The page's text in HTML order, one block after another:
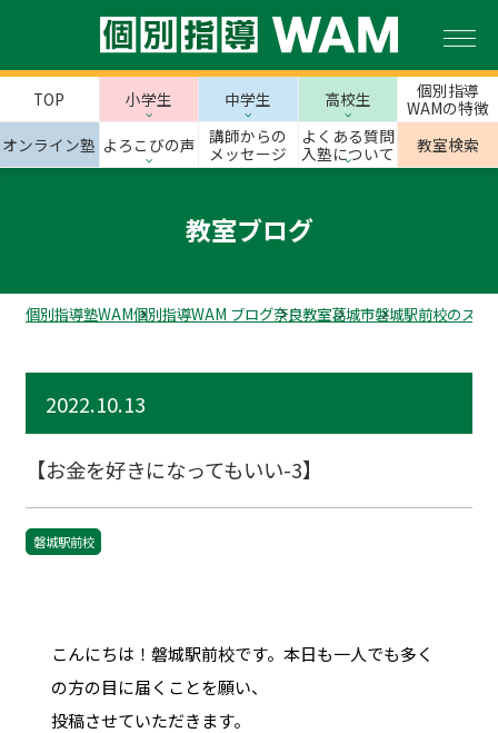
TOP 小学生 中学生 高校生
個別指導
WAMの特徴
オンライン塾 よろこびの声
講師からの
メッセージ
よくある質問
入塾について
教室検索
教室ブログ
個別指導塾WAM個別指導WAM ブログ奈良教室葛城市磐城駅前校のスタ
2022.10.13
【お金を好きになってもいい-3】
磐城駅前校
こんにちは！磐城駅前校です。本日も一人でも多く
の方の目に届くことを願い、
投稿させていただきます。